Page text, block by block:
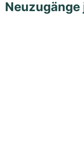
Neuzugänge